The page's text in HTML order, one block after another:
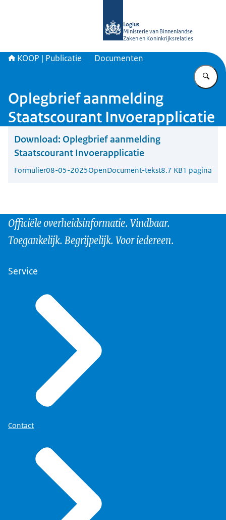
Logius
Ministerie van Binnenlandse
Zaken en Koninkrijksrelaties
KOOP | Publicatie Documenten
Oplegbrief aanmelding
Staatscourant Invoerapplicatie
Download: Oplegbrief aanmelding
Staatscourant Invoerapplicatie
Formulier08-05-2025OpenDocument-tekst8.7 KB1 pagina
Officiële overheidsinformatie. Vindbaar.
Toegankelijk. Begrijpelijk. Voor iedereen.
Service
Contact